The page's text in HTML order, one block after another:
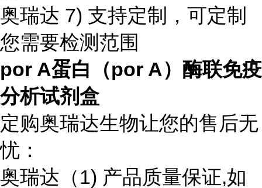
奥瑞达 7) 支持定制，可定制
您需要检测范围
por A蛋白（por A）酶联免疫
分析试剂盒
定购奥瑞达生物让您的售后无
忧：
奥瑞达（1) 产品质量保证,如